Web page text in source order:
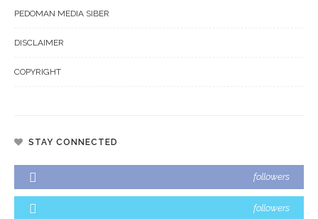
PEDOMAN MEDIA SIBER
DISCLAIMER
COPYRIGHT
STAY CONNECTED
followers
followers